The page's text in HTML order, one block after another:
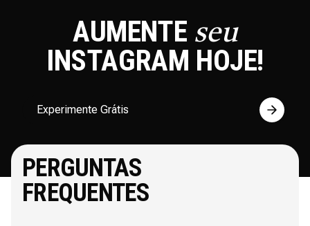
AUMENTE seu
INSTAGRAM HOJE!
Experimente Grátis
PERGUNTAS
FREQUENTES